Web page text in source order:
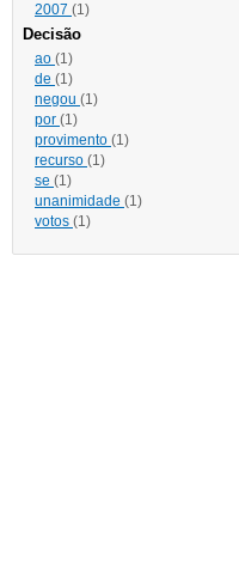
2007 (1)
Decisão
ao (1)
de (1)
negou (1)
por (1)
provimento (1)
recurso (1)
se (1)
unanimidade (1)
votos (1)